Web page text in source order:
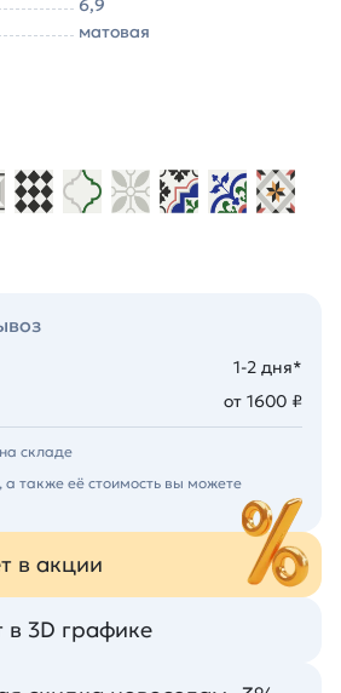
6,9
матовая
1-2 дня*
от 1600 ₽
складе
а также её стоимость вы можете
в акции
3D графике